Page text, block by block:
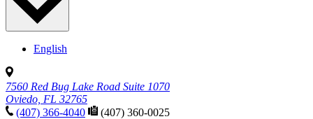
English
7560 Red Bug Lake Road Suite 1070
Oviedo, FL 32765
(407) 366-4040
(407) 360-0025